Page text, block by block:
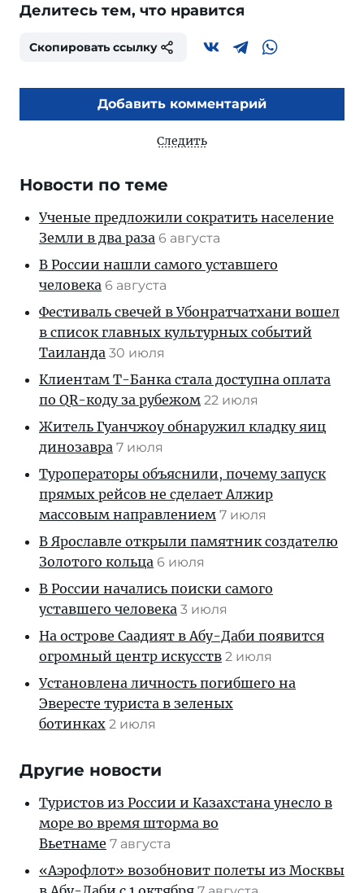
Делитесь тем, что нравится
Скопировать ссылку
Добавить комментарий
Следить
Новости по теме
Ученые предложили сократить население
Земли в два раза 6 августа
В России нашли самого уставшего
человека 6 августа
Фестиваль свечей в Убонратчатхани вошел
в список главных культурных событий
Таиланда 30 июля
Клиентам T-Банка стала доступна оплата
по QR-коду за рубежом 22 июля
Житель Гуанчжоу обнаружил кладку яиц
динозавра 7 июля
Туроператоры объяснили, почему запуск
прямых рейсов не сделает Алжир
массовым направлением 7 июля
В Ярославле открыли памятник создателю
Золотого кольца 6 июля
В России начались поиски самого
уставшего человека 3 июля
На острове Саадият в Абу-Даби появится
огромный центр искусств 2 июля
Установлена личность погибшего на
Эвересте туриста в зеленых
ботинках 2 июля
Другие новости
Туристов из России и Казахстана унесло в
море во время шторма во
Вьетнаме 7 августа
«Аэрофлот» возобновит полеты из Москвы